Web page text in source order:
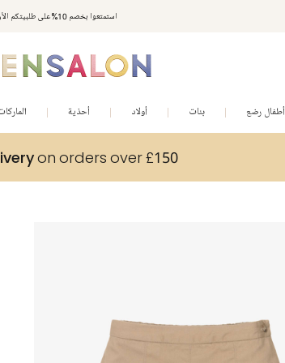
استمتعوا بخصم 10% على طلبيتكم الأولى كهدية ترحيب. سجلوا من هنا
أطفال رضع بنات أولاد أحذية
on orders over £150